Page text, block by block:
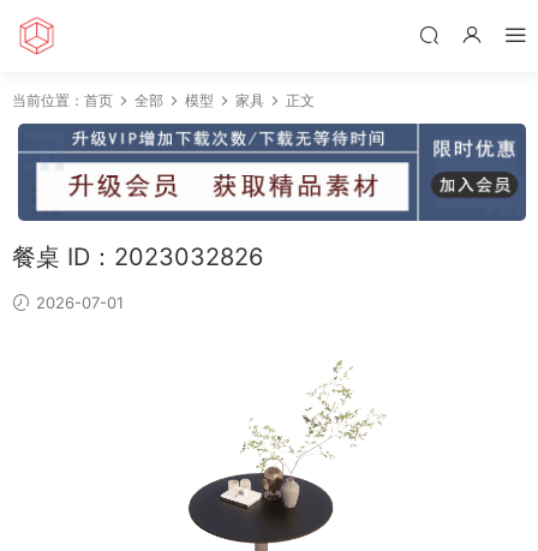
当前位置： 首页 全部 模型 家具 正文
餐桌 ID：2023032826
2026-07-01